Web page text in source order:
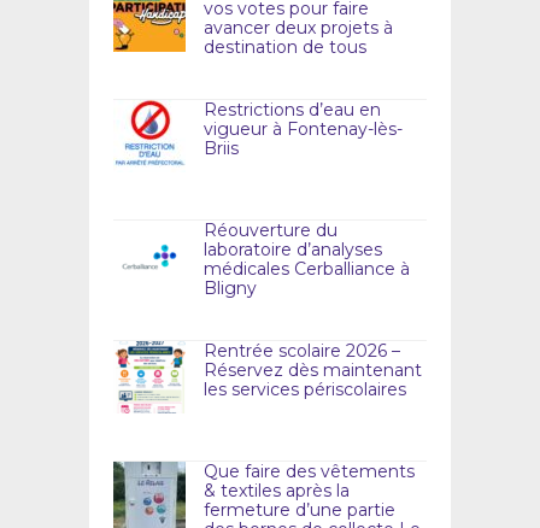
vos votes pour faire
avancer deux projets à
destination de tous
Restrictions d’eau en
vigueur à Fontenay-lès-
Briis
Réouverture du
laboratoire d’analyses
médicales Cerballiance à
Bligny
Rentrée scolaire 2026 –
Réservez dès maintenant
les services périscolaires
Que faire des vêtements
& textiles après la
fermeture d’une partie